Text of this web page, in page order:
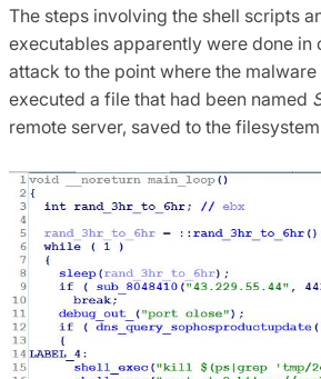
The steps involving the shell scripts
executables apparently were done in
attack to the point where the
executed a file that had been named
remote server, saved to the